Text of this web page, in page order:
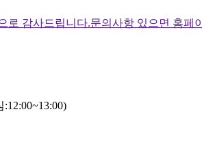
로 감사드립니다.문의사항 있으면 홈